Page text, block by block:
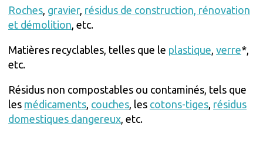
Roches, gravier, résidus de construction, rénovation
et démolition, etc.
Matières recyclables, telles que le plastique, verre*,
etc.
Résidus non compostables ou contaminés, tels que
les médicaments, couches, les cotons-tiges, résidus
domestiques dangereux, etc.